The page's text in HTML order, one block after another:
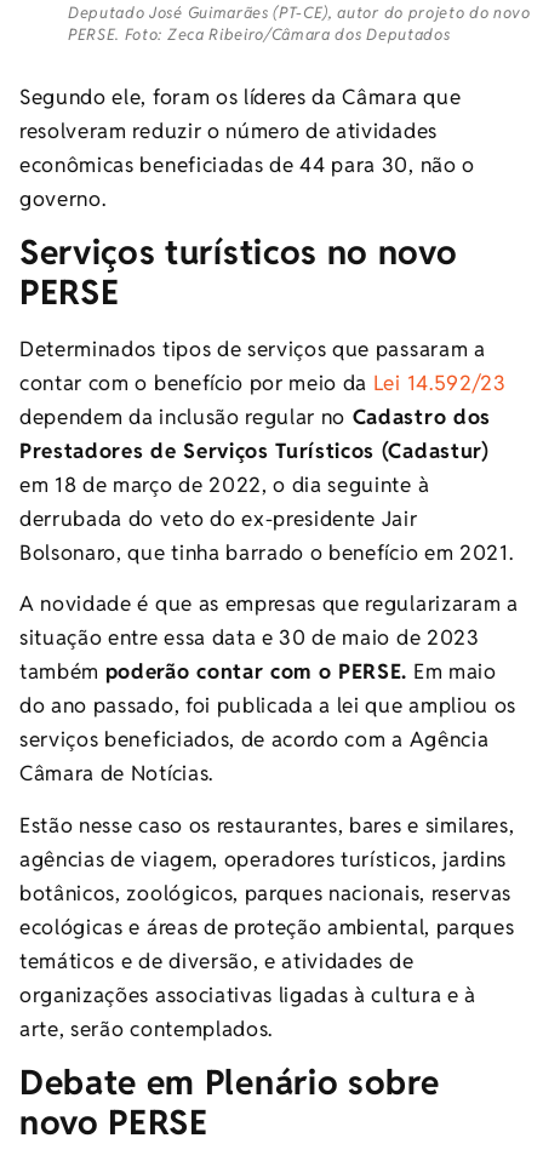
Deputado José Guimarães (PT-CE), autor do projeto do novo
PERSE. Foto: Zeca Ribeiro/Câmara dos Deputados
Segundo ele, foram os líderes da Câmara que
resolveram reduzir o número de atividades
econômicas beneficiadas de 44 para 30, não o
governo.
Serviços turísticos no novo
PERSE
Determinados tipos de serviços que passaram a
contar com o benefício por meio da Lei 14.592/23
dependem da inclusão regular no Cadastro dos
Prestadores de Serviços Turísticos (Cadastur)
em 18 de março de 2022, o dia seguinte à
derrubada do veto do ex-presidente Jair
Bolsonaro, que tinha barrado o benefício em 2021.
A novidade é que as empresas que regularizaram a
situação entre essa data e 30 de maio de 2023
também poderão contar com o PERSE. Em maio
do ano passado, foi publicada a lei que ampliou os
serviços beneficiados, de acordo com a Agência
Câmara de Notícias.
Estão nesse caso os restaurantes, bares e similares,
agências de viagem, operadores turísticos, jardins
botânicos, zoológicos, parques nacionais, reservas
ecológicas e áreas de proteção ambiental, parques
temáticos e de diversão, e atividades de
organizações associativas ligadas à cultura e à
arte, serão contemplados.
Debate em Plenário sobre
novo PERSE